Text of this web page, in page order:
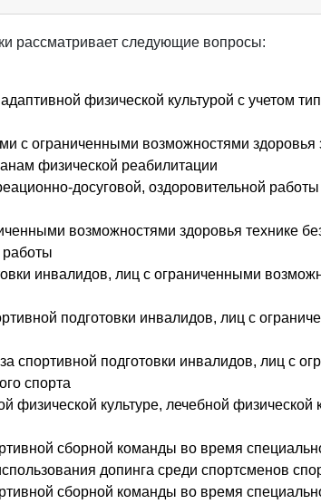
рассматривает следующие вопросы:
физической культурой с учетом
с ограниченными возможностями здоровья
физической реабилитации
досуговой, оздоровительной
возможностями здоровья технике
работы
инвалидов, лиц с ограниченными
подготовки инвалидов, лиц с
спортивной подготовки инвалидов, лиц с
спорта
физической культуре, лечебной
сборной команды во время
допинга среди спортсменов
сборной команды во время